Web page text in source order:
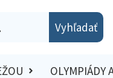
Vyhľadať
OLYMPIÁDY